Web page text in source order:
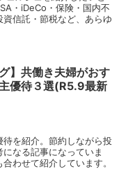
・iDeCo・保険・国内不
信託・節税など、あらゆ
】共働き夫婦がおす
優待３選(R5.9最新
を紹介。節約しながら投
なる記事になっていま
わせて紹介しています。